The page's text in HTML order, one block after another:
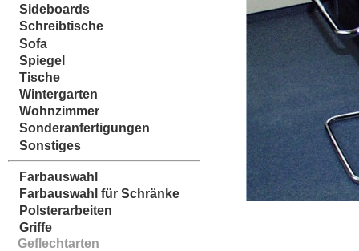
Sideboards
Schreibtische
Sofa
Spiegel
Tische
Wintergarten
Wohnzimmer
Sonderanfertigungen
Sonstiges
Farbauswahl
Farbauswahl für Schränke
Polsterarbeiten
Griffe
Geflechtarten